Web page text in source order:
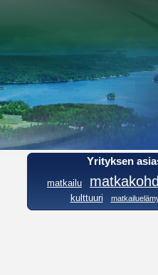
Yrityksen
matkailu
kulttuuri